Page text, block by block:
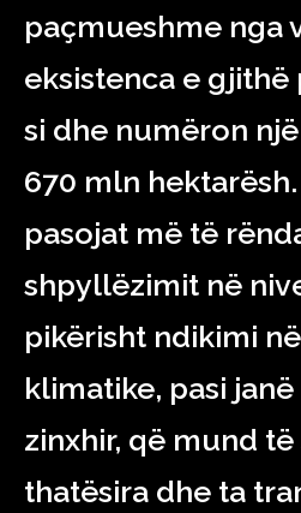
paçmueshme nga
eksistenca e
si dhe numëron
670 mln
pasojat më të
shpyllëzimit në
pikërisht ndikimi
klimatike, pasi
zinxhir, që mund
thatësira dhe ta